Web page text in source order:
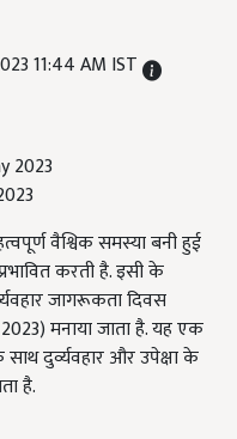
11:44 AM IST
वैश्विक समस्या बनी हुई
करती है. इसी के
जागरूकता दिवस
2023) मनाया जाता है. यह एक
साथ दुर्व्यवहार औरउपेक्षा के
है.